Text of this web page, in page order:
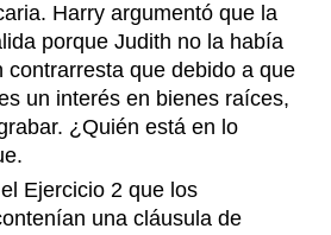
Harry argumentó que la
porque Judith no la había
contrarresta que debido a que
un interés en bienes raíces,
¿Quién está en lo
Ejercicio 2 que los
una cláusula de